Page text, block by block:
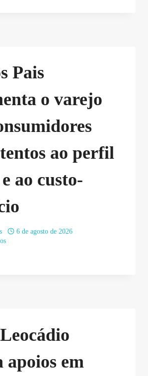
Pais
o varejo
ao perfil
ao custo-
6 de agosto de 2026
apoios em